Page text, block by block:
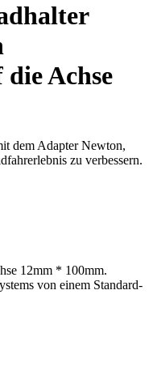
Achse
dem Adapter Newton,
zu verbessern.
12mm * 100mm.
von einem Standard-